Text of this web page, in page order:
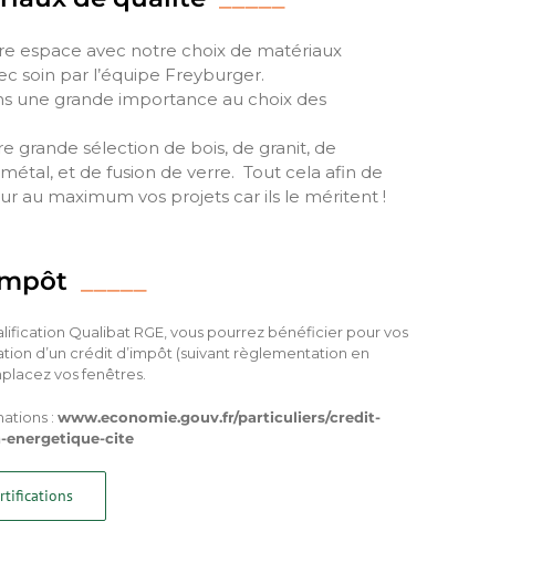
espace avec notre choix de matériaux
soin par l’équipe Freyburger.
une grande importance au choix des
grande sélection de bois, de granit, de
et de fusion de verre. Tout cela afin de
au maximum vos projets car ils le méritent !
Qualibat RGE, vous pourrez bénéficier pour vos
d’un crédit d’impôt (suivant règlementation en
vos fenêtres.
: www.economie.gouv.fr/particuliers/credit-
cite